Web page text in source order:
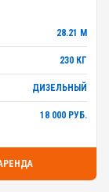
28.21 М
230 КГ
ДИЗЕЛЬНЫЙ
18 000 РУБ.